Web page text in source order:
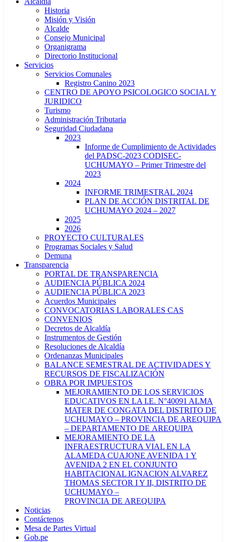
Historia
Misión y Visión
Alcalde
Consejo Municipal
Organigrama
Directorio Institucional
Servicios
Servicios Comunales
Registro Canino 2023
CENTRO DE APOYO PSICOLOGICO SOCIAL Y
JURIDICO
Turismo
Administración Tributaria
Seguridad Ciudadana
2023
Informe de Cumplimiento de Actividades
del PADSC-2023 CODISEC-
UCHUMAYO – Primer Trimestre del
2023
2024
INFORME TRIMESTRAL 2024
PLAN DE ACCIÓN DISTRITAL DE
UCHUMAYO 2024 – 2027
2025
2026
PROYECTO CULTURALES
Programas Sociales y Salud
Demuna
Transparencia
PORTAL DE TRANSPARENCIA
AUDIENCIA PÚBLICA 2024
AUDIENCIA PÚBLICA 2023
Acuerdos Municipales
CONVOCATORIAS LABORALES CAS
CONVENIOS
Decretos de Alcaldía
Instrumentos de Gestión
Resoluciones de Alcaldía
Ordenanzas Municipales
BALANCE SEMESTRAL DE ACTIVIDADES Y
RECURSOS DE FISCALIZACIÓN
OBRA POR IMPUESTOS
MEJORAMIENTO DE LOS SERVICIOS
EDUCATIVOS EN LA I.E. N°40091 ALMA
MATER DE CONGATA DEL DISTRITO DE
UCHUMAYO – PROVINCIA DE AREQUIPA
– DEPARTAMENTO DE AREQUIPA
MEJORAMIENTO DE LA
INFRAESTRUCTURA VIAL EN LA
ALAMEDA CUAJONE AVENIDA 1 Y
AVENIDA 2 EN EL CONJUNTO
HABITACIONAL IGNACION ALVAREZ
THOMAS SECTOR I Y II, DISTRITO DE
UCHUMAYO –
PROVINCIA DE AREQUIPA
Noticias
Contáctenos
Mesa de Partes Virtual
Gob.pe